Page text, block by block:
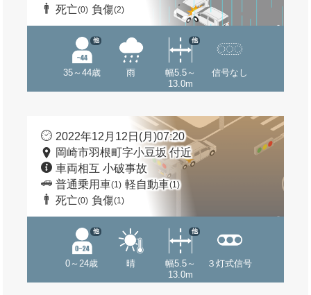
死亡(0) 負傷(2)
35～44歳
他
雨
幅5.5～
13.0m
他
信号なし
2022年12月12日(月)07:20
岡崎市羽根町字小豆坂 付近
車両相互 小破事故
普通乗用車(1) 軽自動車(1)
死亡(0) 負傷(1)
0～24歳
他
晴
幅5.5～
13.0m
他
３灯式信号